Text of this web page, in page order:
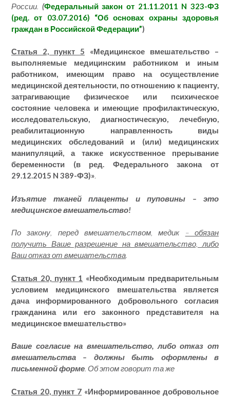
России. (Федеральный закон от 21.11.2011 N 323-ФЗ
(ред. от 03.07.2016) “Об основах охраны здоровья
граждан в Российской Федерации”)
Статья 2, пункт 5 «Медицинское вмешательство –
выполняемые медицинским работником и иным
работником, имеющим право на осуществление
медицинской деятельности, по отношению к пациенту,
затрагивающие физическое или психическое
состояние человека и имеющие профилактическую,
исследовательскую, диагностическую, лечебную,
реабилитационную направленность виды
медицинских обследований и (или) медицинских
манипуляций, а также искусственное прерывание
беременности (в ред. Федерального
законаот
29.12.2015 N 389-ФЗ)».
Изъятие тканей плаценты и пуповины – это
медицинское вмешательство!
По закону, перед вмешательством, медик – обязан
получить Ваше разрешение на вмешательство, либо
Ваш отказ от вмешательства.
Статья 20, пункт 1 «Необходимым предварительным
условием медицинского вмешательства является
дача информированного добровольного согласия
гражданина или его законного представителя на
медицинское вмешательство»
Ваше согласие на вмешательство, либо отказ от
вмешательства – должны быть оформлены в
письменной форме. Об этом говорит та же
Статья 20, пункт 7 «Информированное добровольное